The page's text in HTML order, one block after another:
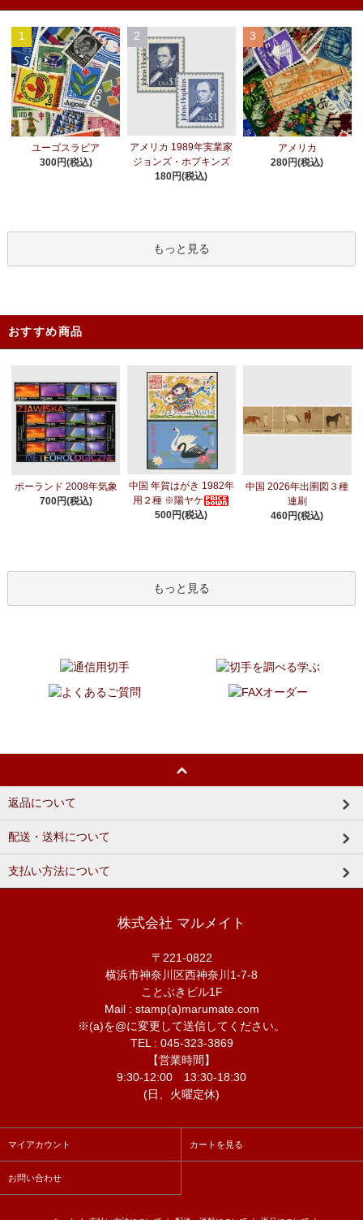
1
ユーゴスラビア
300円(税込)
2
アメリカ 1989年実業家
ジョンズ・ホプキンズ
180円(税込)
3
アメリカ
280円(税込)
もっと見る
おすすめ商品
ポーランド 2008年気象
700円(税込)
中国 年賀はがき 1982年
用２種 ※陽ヤケ
500円(税込)
中国 2026年出圉図３種
連刷
460円(税込)
もっと見る
返品について
配送・送料について
支払い方法について
株式会社 マルメイト
〒221-0822
横浜市神奈川区西神奈川1-7-8
ことぶきビル1F
Mail : stamp(a)marumate.com
※(a)を@に変更して送信してください。
TEL : 045-323-3869
【営業時間】
9:30-12:00 13:30-18:30
(日、火曜定休)
マイアカウント カートを見る
お問い合わせ